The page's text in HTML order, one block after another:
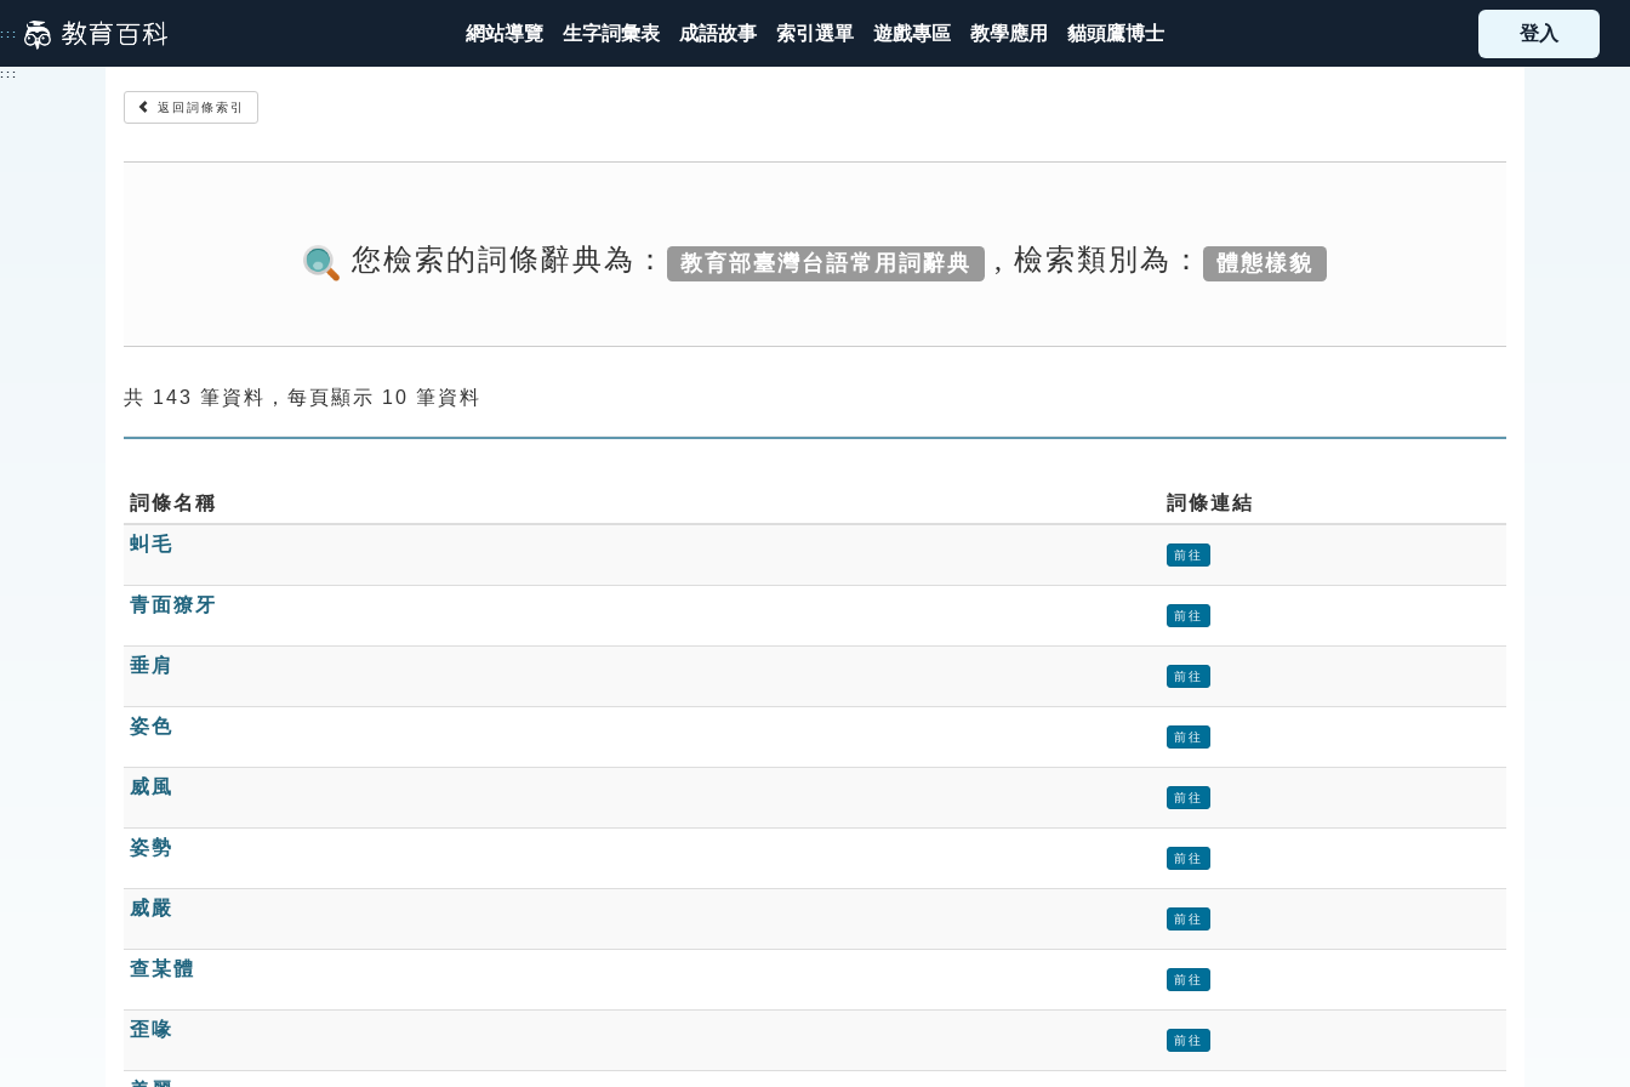
到
主
::: 網站導覽 生字詞彙表 成語故事 索引選單 遊戲專區 教學應用 貓頭鷹博士 登入
:::
返回詞條索引
您檢索的詞條辭典為： 教育部臺灣台語常用詞辭典 , 檢索類別為： 體態樣貌
共 143 筆資料，每頁顯示 10 筆資料
詞條名稱
詞條連結
虯毛
前往
青面獠牙
前往
垂肩
前往
姿色
前往
威風
前往
姿勢
前往
威嚴
前往
查某體
前往
歪喙
前往